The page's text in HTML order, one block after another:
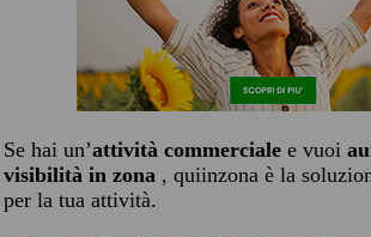
Se hai un’attività commerciale e vuoi
visibilità in zona , quiinzona è la
per la tua attività.